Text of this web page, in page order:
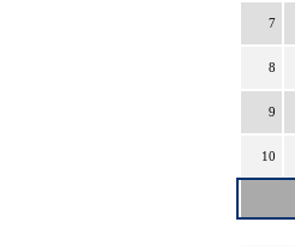
7
8
9
10